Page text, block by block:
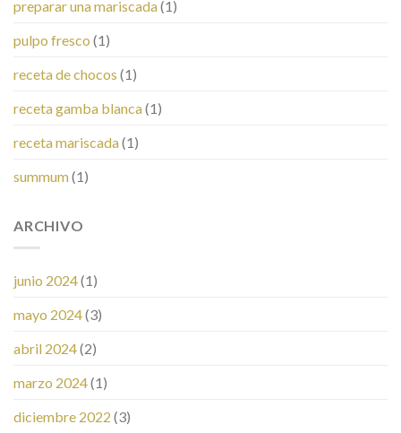
preparar una mariscada(1)
pulpo fresco (1)
receta de chocos (1)
receta gamba blanca(1)
receta mariscada(1)
summum(1)
ARCHIVO
junio 2024(1)
mayo 2024(3)
abril 2024(2)
marzo 2024(1)
diciembre 2022 (3)